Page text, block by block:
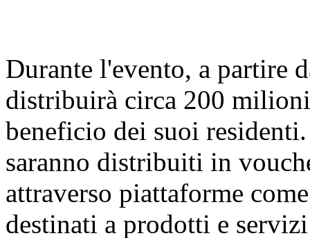
Durante l'evento, a partire
distribuirà circa 200
beneficio dei suoi
saranno distribuiti in
attraverso piattaforme
destinati a prodotti e